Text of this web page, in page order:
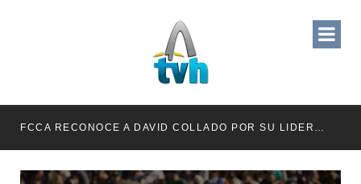
FCCA RECONOCE A DAVID COLLADO POR SU LIDERAZGO EN EL CRECIMIENTO DE LA INDUSTRIA DE CRUCEROS EN RD